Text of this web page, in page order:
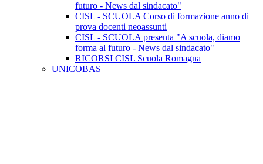
futuro - News dal sindacato"
CISL - SCUOLA Corso di formazione anno di
prova docenti neoassunti
CISL - SCUOLA presenta "A scuola, diamo
forma al futuro - News dal sindacato"
RICORSI CISL Scuola Romagna
UNICOBAS